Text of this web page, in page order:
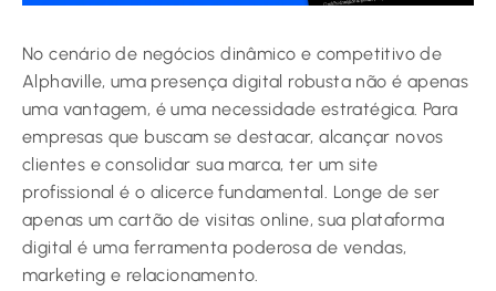
No cenário de negócios dinâmico e competitivo de
Alphaville, uma presença digital robusta não é apenas
uma vantagem, é uma necessidade estratégica. Para
empresas que buscam se destacar, alcançar novos
clientes e consolidar sua marca, ter um site
profissional é o alicerce fundamental. Longe de ser
apenas um cartão de visitas online, sua plataforma
digital é uma ferramenta poderosa de vendas,
marketing e relacionamento.